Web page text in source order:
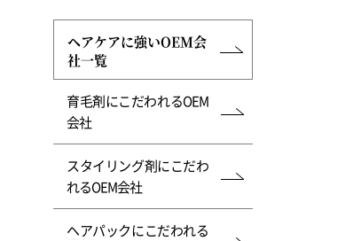
ヘアケアに強いOEM会
社一覧
育毛剤にこだわれるOEM
会社
スタイリング剤にこだわ
れるOEM会社
ヘアパックにこだわれる